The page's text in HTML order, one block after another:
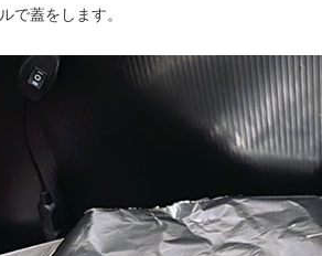
で蓋をします。